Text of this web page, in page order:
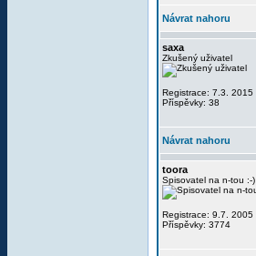
Návrat nahoru
saxa
Zkušený uživatel
Registrace: 7.3. 2015
Příspěvky: 38
Návrat nahoru
toora
Spisovatel na n-tou :-)
Registrace: 9.7. 2005
Příspěvky: 3774